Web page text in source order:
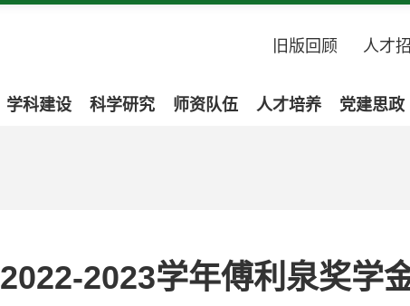
旧版回顾 人才
学科建设 科学研究 师资队伍 人才培养 党建思政
2022-2023学年傅利泉奖学